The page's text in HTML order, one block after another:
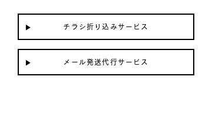
チラシ折り込みサービス
メール発送代行サービス